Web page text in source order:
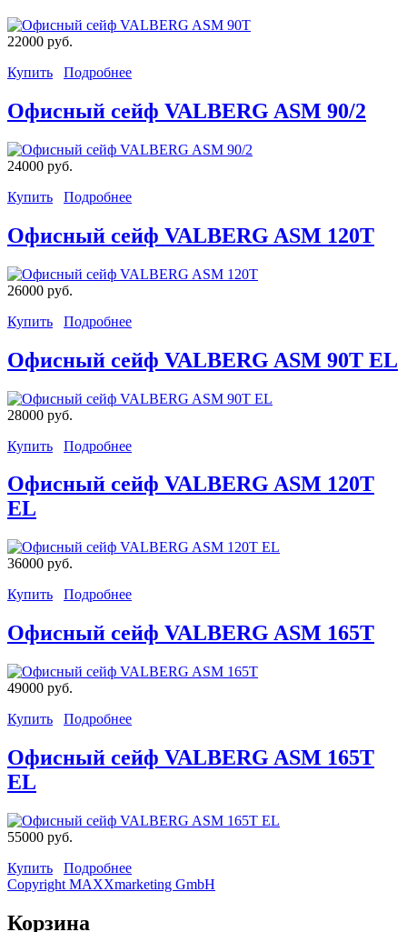
22000 руб.
Купить
Подробнее
Офисный сейф VALBERG ASM 90/2
24000 руб.
Купить
Подробнее
Офисный сейф VALBERG ASM 120T
26000 руб.
Купить
Подробнее
Офисный сейф VALBERG ASM 90T EL
28000 руб.
Купить
Подробнее
Офисный сейф VALBERG ASM 120T
EL
36000 руб.
Купить
Подробнее
Офисный сейф VALBERG ASM 165T
49000 руб.
Купить
Подробнее
Офисный сейф VALBERG ASM 165T
EL
55000 руб.
Купить
Подробнее
Copyright MAXXmarketing GmbH
Корзина